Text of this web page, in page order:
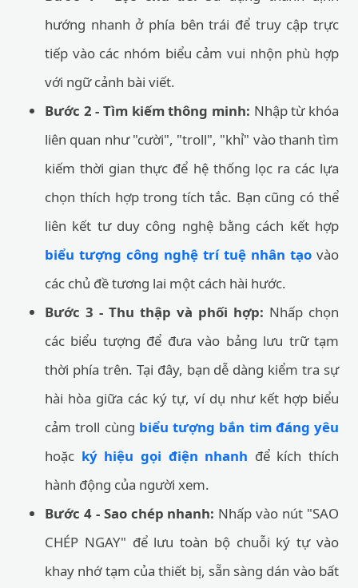
hướng nhanh ở phía bên trái để truy cập trực
tiếp vào các nhóm biểu cảm vui nhộn phù hợp
với ngữ cảnh bài viết.
Bước 2 - Tìm kiếm thông minh: Nhập từ khóa
liên quan như "cười", "troll", "khỉ" vào thanh tìm
kiếm thời gian thực để hệ thống lọc ra các lựa
chọn thích hợp trong tích tắc. Bạn cũng có thể
liên kết tư duy công nghệ bằng cách kết hợp
biểu tượng công nghệ trí tuệ nhân tạo vào
các chủ đề tương lai một cách hài hước.
Bước 3 - Thu thập và phối hợp: Nhấp chọn
các biểu tượng để đưa vào bảng lưu trữ tạm
thời phía trên. Tại đây, bạn dễ dàng kiểm tra sự
hài hòa giữa các ký tự, ví dụ như kết hợp biểu
cảm troll cùng biểu tượng bắn tim đáng yêu
hoặc ký hiệu gọi điện nhanh để kích thích
hành động của người xem.
Bước 4 - Sao chép nhanh: Nhấp vào nút "SAO
CHÉP NGAY" để lưu toàn bộ chuỗi ký tự vào
khay nhớ tạm của thiết bị, sẵn sàng dán vào bất